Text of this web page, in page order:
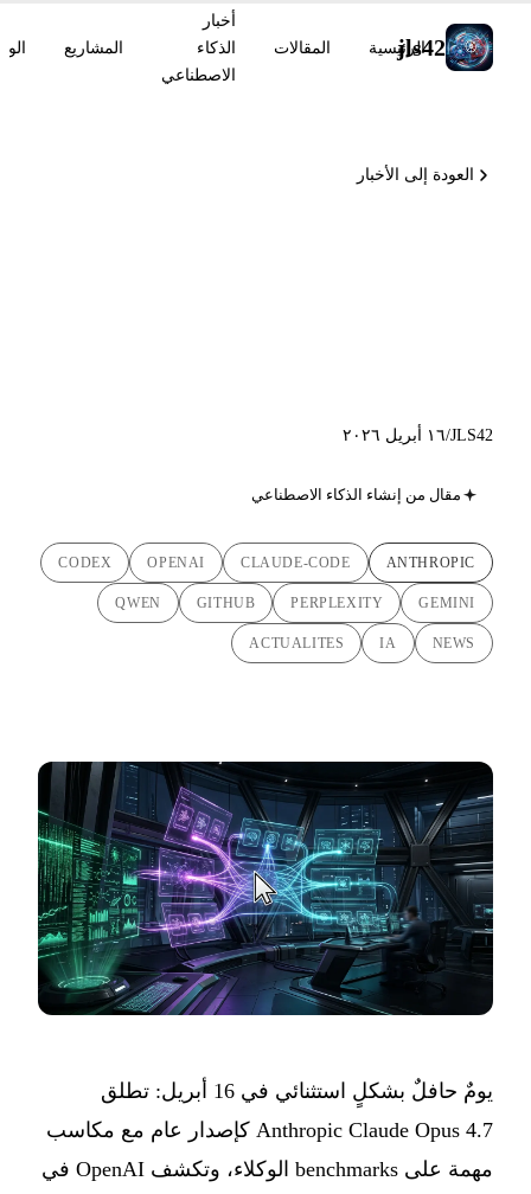
jls42
الرئيسية المقالات
أخبار
الذكاء
الاصطناعي
المشاريع
العودة إلى الأخبار
JLS42
/١٦ أبريل ٢٠٢٦
مقال من إنشاء الذكاء الاصطناعي
ANTHROPIC
CLAUDE-CODE
OPENAI
CODEX
GEMINI
PERPLEXITY
GITHUB
QWEN
NEWS
IA
ACTUALITES
يومٌ حافلٌ بشكلٍ استثنائي في 16 أبريل: تطلق
Anthropic Claude Opus 4.7 كإصدار عام مع مكاسب
مهمة على benchmarks الوكلاء، وتكشف OpenAI في